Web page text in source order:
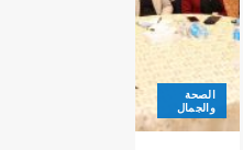
الصحة
والجمال